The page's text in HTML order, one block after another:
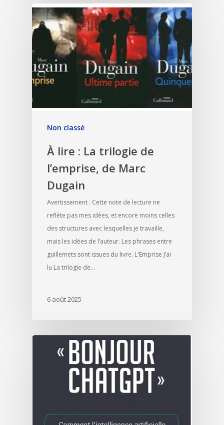
Non classé
À lire : La trilogie de
l’emprise, de Marc
Dugain
Avertissement : Cette note de lecture ne
reflète pas mes idées, et encore moins celles
des structures avec lesquelles je travaille,
mais les idées de l’auteur. Les phrases entre
guillemets sont issues du livre. L'Emprise J’ai
lu La trilogie de…
6 août 2025